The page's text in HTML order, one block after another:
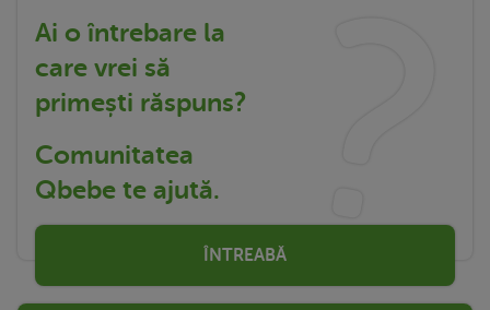
Ai o întrebare la
care vrei să
primești răspuns?
Comunitatea
Qbebe te ajută.
ÎNTREABĂ